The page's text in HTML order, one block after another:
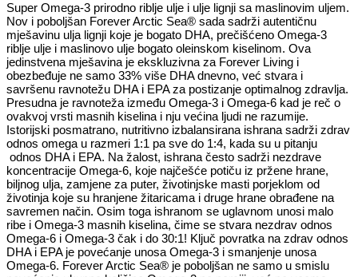
Super Omega-3 prirodno riblje ulje i ulje lignji sa maslinovim uljem.
Nov i poboljšan Forever Arctic Sea® sada sadrži autentičnu
mješavinu ulja lignji koje je bogato DHA, prečišćeno Omega-3
riblje ulje i maslinovo ulje bogato oleinskom kiselinom. Ova
jedinstvena mješavina je ekskluzivna za Forever Living i
obezbeđuje ne samo 33% više DHA dnevno, već stvara i
savršenu ravnotežu DHA i EPA za postizanje optimalnog zdravlja.
Presudna je ravnoteža između Omega-3 i Omega-6 kad je reč o
ovakvoj vrsti masnih kiselina i nju većina ljudi ne razumije.
Istorijski posmatrano, nutritivno izbalansirana ishrana sadrži zdrav
odnos omega u razmeri 1:1 pa sve do 1:4, kada su u pitanju
odnos DHA i EPA. Na žalost, ishrana često sadrži nezdrave
koncentracije Omega-6, koje najčešće potiču iz pržene hrane,
biljnog ulja, zamjene za puter, životinjske masti porjeklom od
životinja koje su hranjene žitaricama i druge hrane obrađene na
savremen način. Osim toga ishranom se uglavnom unosi malo
ribe i Omega-3 masnih kiselina, čime se stvara nezdrav odnos
Omega-6 i Omega-3 čak i do 30:1! Ključ povratka na zdrav odnos
DHA i EPA je povećanje unosa Omega-3 i smanjenje unosa
Omega-6. Forever Arctic Sea® je poboljšan ne samo u smislu